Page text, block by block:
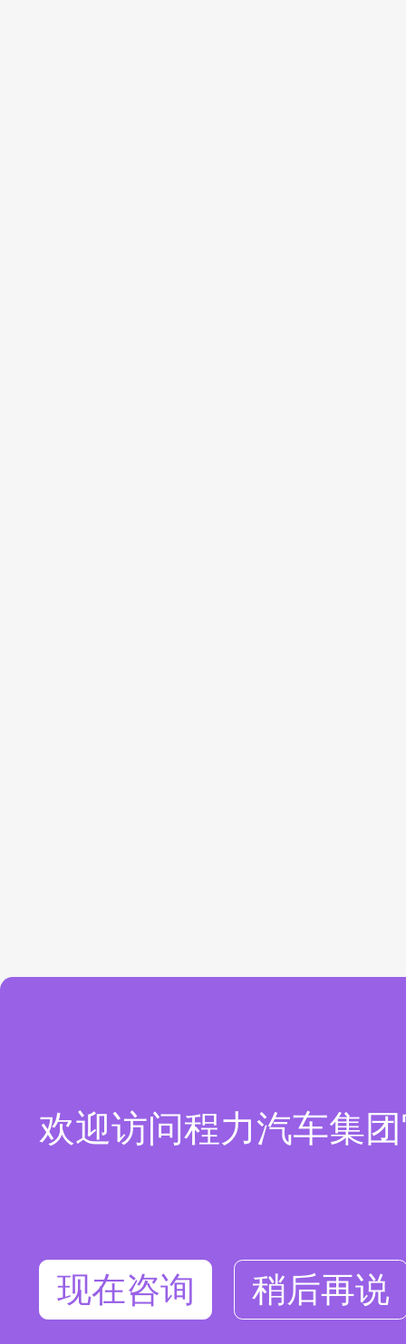
欢迎访问程力汽车集
现在咨询 稍后再说